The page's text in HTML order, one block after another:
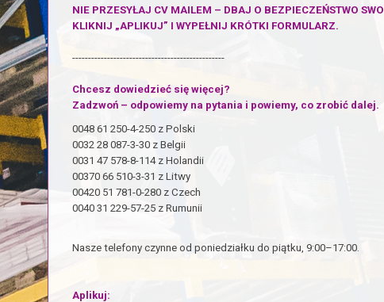
NIE PRZESYŁAJ CV MAILEM – DBAJ O BEZPIECZEŃSTWO
KLIKNIJ „APLIKUJ” I WYPEŁNIJ KRÓTKI FORMULARZ.
------------------------------------------------
Chcesz dowiedzieć się więcej?
Zadzwoń – odpowiemy na pytania i powiemy, co zrobić dalej.
0048 61 250-4-250 z Polski
0032 28 087-3-30 z Belgii
0031 47 578-8-114 z Holandii
00370 66 510-3-31 z Litwy
00420 51 781-0-280 z Czech
0040 31 229-57-25 z Rumunii
Nasze telefony czynne od poniedziałku do piątku, 9:00–17:00.
Aplikuj: